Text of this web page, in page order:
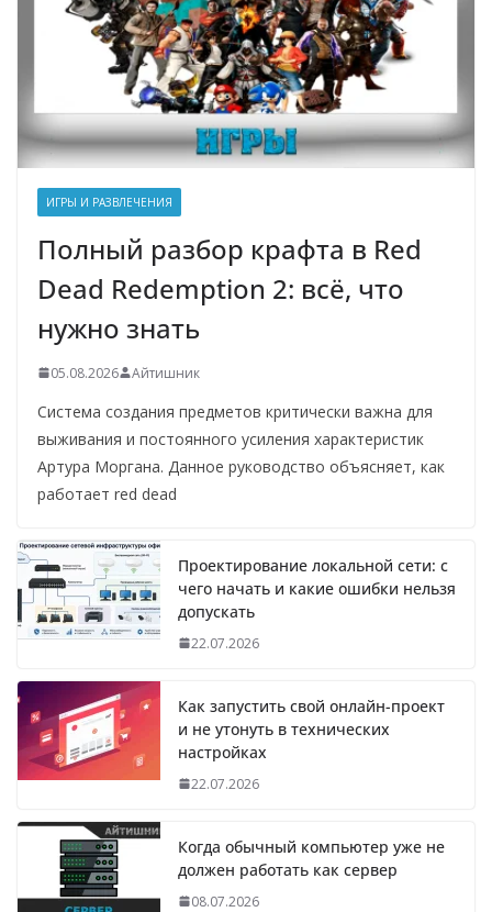
ИГРЫ И РАЗВЛЕЧЕНИЯ
Полный разбор крафта в Red
Dead Redemption 2: всё, что
нужно знать
05.08.2026 Айтишник
Система создания предметов критически важна для
выживания и постоянного усиления характеристик
Артура Моргана. Данное руководство объясняет, как
работает red dead
Проектирование локальной сети: с
чего начать и какие ошибки нельзя
допускать
22.07.2026
Как запустить свой онлайн-проект
и не утонуть в технических
настройках
22.07.2026
Когда обычный компьютер уже не
должен работать как сервер
08.07.2026